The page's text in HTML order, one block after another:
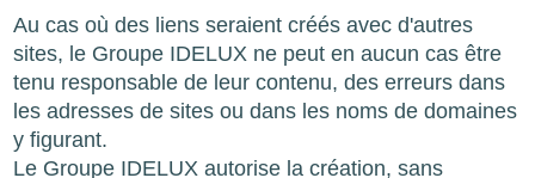
Au cas où des liens seraient créés avec d'autres
sites, le Groupe IDELUX ne peut en aucun cas être
tenu responsable de leur contenu, des erreurs dans
les adresses de sites ou dans les noms de domaines
y figurant.
Le Groupe IDELUX autorise la création, sans